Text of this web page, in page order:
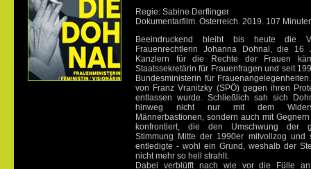
Regie: Sabine Derflinger
Dokumentarfilm. Österreich. 2019. 107
Beeindruckend bleibt bis heute die
Frauenrechtlerin Johanna Dohnal, die
Kanzlern für die Rechte der Frauen
Staatssekretärin für Frauenfragen und seit
Bundesministerin für
von Franz Vranitzky (SPÖ) gegen ihren
entlassen wurde. Schließlich sah sich
hinweg nicht nur mit dem
Männerbastionen, sondern auch mit
konfrontiert, die den Umschwung der
Stimmung Mitte der 1990er mitvollzog und
entledigte - wohl ein Grund, weshalb der
nicht mehr so hell strahlt.
Dabei verblüfft nach wie vor die Fülle an